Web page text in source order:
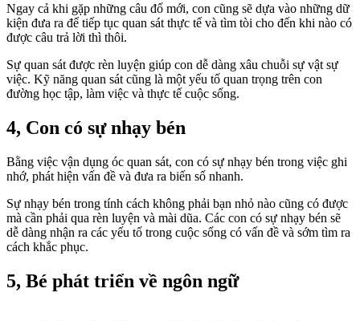
Ngay cả khi gặp những câu đố mới, con cũng sẽ dựa vào những dữ
kiện đưa ra để tiếp tục quan sát thực tế và tìm tòi cho đến khi nào có
được câu trả lời thì thôi.
Sự quan sát được rèn luyện giúp con dễ dàng xâu chuỗi sự vật sự
việc. Kỹ năng quan sát cũng là một yếu tố quan trọng trên con
đường học tập, làm việc và thực tế cuộc sống.
4, Con có sự nhạy bén
Bằng việc vận dụng óc quan sát, con có sự nhạy bén trong việc ghi
nhớ, phát hiện vấn đề và đưa ra biến số nhanh.
Sự nhạy bén trong tính cách không phải bạn nhỏ nào cũng có được
mà cần phải qua rèn luyện và mài dũa. Các con có sự nhạy bén sẽ
dễ dàng nhận ra các yếu tố trong cuộc sống có vấn đề và sớm tìm ra
cách khắc phục.
5, Bé phát triển về ngôn ngữ